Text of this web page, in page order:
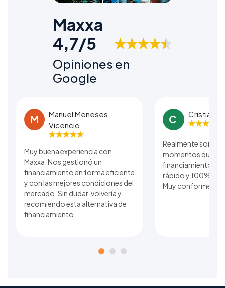
Maxxa
4,7/5
Opiniones en
Google
M
Manuel Meneses
Vicencio
Muy buena experiencia con
Maxxa. Nos gestionó un
financiamiento en forma eficiente
y con las mejores condiciones del
mercado. Sin dudar, volvería y
recomiendo esta alternativa de
financiamiento
C Cristian
Realmente son
momentos que se
financiamiento. El
rápido y 100%
Muy conforme